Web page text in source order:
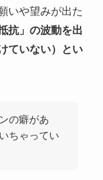
いや望みが出た
抗」の波動を出
ていない）とい
の癖があ
ちゃってい